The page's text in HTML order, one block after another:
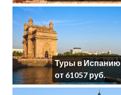
Туры в Испанию
от 61057 руб.